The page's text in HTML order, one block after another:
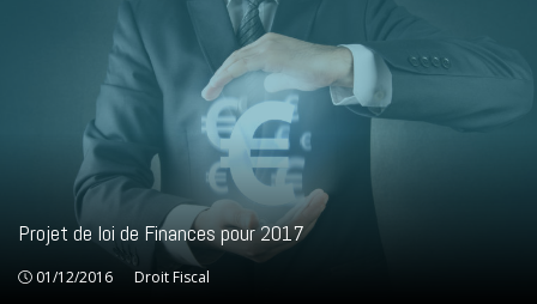
Projet de loi de Finances pour 2017
01/12/2016 Droit Fiscal
Droit Fiscal